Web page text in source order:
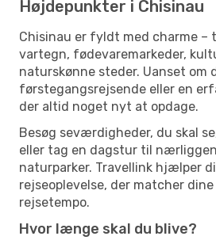
Højdepunkter i Chisinau
Chisinau er fyldt med charme –
vartegn, fødevaremarkeder,
naturskønne steder. Uanset om
førstegangsrejsende eller en
der altid noget nyt at opdage.
Besøg seværdigheder, du skal
eller tag en dagstur til
naturparker. Travellink hjælper
rejseoplevelse, der matcher
rejsetempo.
Hvor længe skal du blive?